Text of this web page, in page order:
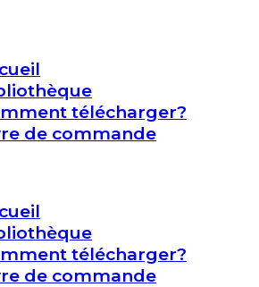
télécharger?
de commande
télécharger?
de commande